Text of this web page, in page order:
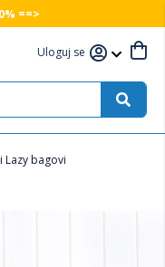
==>
Uloguj se
Lazy bagovi